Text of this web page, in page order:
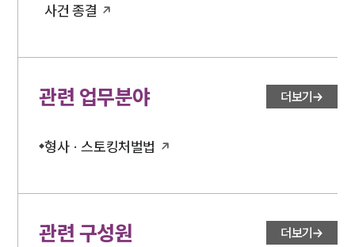
사건 종결
관련 업무분야 더보기
형사 · 스토킹처벌법
관련 구성원 더보기